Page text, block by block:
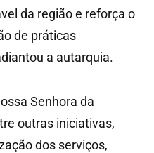
da região e reforça o
de práticas
a autarquia.
Senhora da
outras iniciativas,
dos serviços,